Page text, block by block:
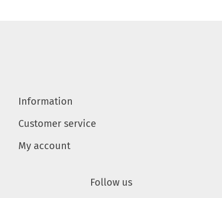
Information
Customer service
My account
Follow us